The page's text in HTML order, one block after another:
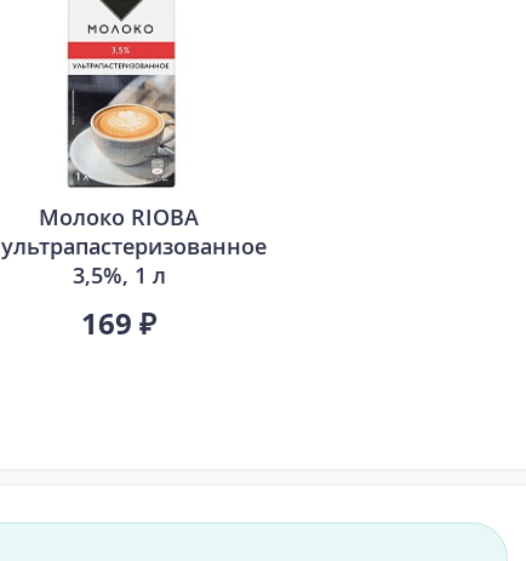
Молоко RIOBA
ультрапастеризованное
3,5%, 1 л
169 ₽